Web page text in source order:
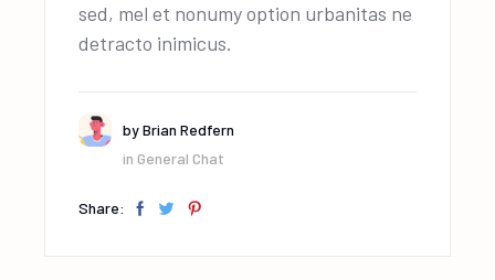
sed, mel et nonumy option urbanitas ne
detracto inimicus.
byBrian Redfern
in General Chat
Share: